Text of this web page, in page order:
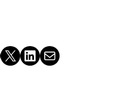
X LinkedInE-mail